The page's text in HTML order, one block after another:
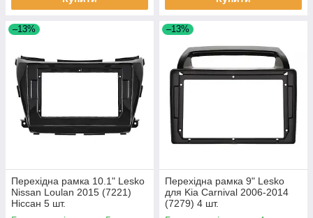
–13%
Перехідна рамка 10.1" Lesko
Nissan Loulan 2015 (7221)
Ніссан 5 шт.
–13%
Перехідна рамка 9" Lesko
для Kia Carnival 2006-2014
(7279) 4 шт.